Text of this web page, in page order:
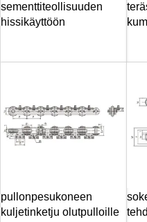
sementtiteollisuuden
hissikäyttöön
pullonpesukoneen
kuljetinketju olutpulloille